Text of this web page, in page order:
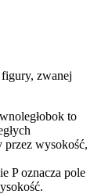
zwanej
to
przez wysokość,
P oznacza pole